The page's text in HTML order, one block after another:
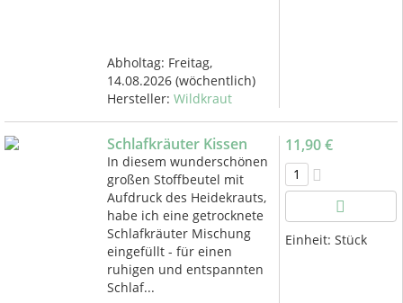
Abholtag: Freitag,
14.08.2026(wöchentlich)
Hersteller: Wildkraut
Schlafkräuter Kissen
In diesem wunderschönen
großen Stoffbeutel mit
Aufdruck des Heidekrauts,
habe ich eine getrocknete
Schlafkräuter Mischung
eingefüllt - für einen
ruhigen und entspannten
Schlaf...
11,90 €
Einheit: Stück